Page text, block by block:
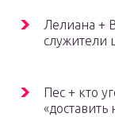
Лелиана +
служители
Пес + кто